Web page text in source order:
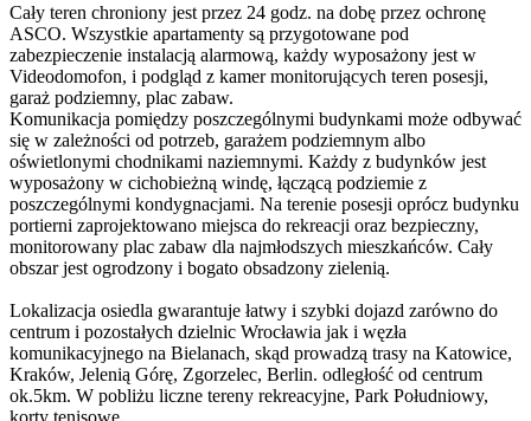
Cały teren chroniony jest przez 24 godz. na dobę przez ochronę
ASCO. Wszystkie apartamenty są przygotowane pod
zabezpieczenie instalacją alarmową, każdy wyposażony jest w
Videodomofon, i podgląd z kamer monitorujących teren posesji,
garaż podziemny, plac zabaw.
Komunikacja pomiędzy poszczególnymi budynkami może odbywać
się w zależności od potrzeb, garażem podziemnym albo
oświetlonymi chodnikami naziemnymi. Każdy z budynków jest
wyposażony w cichobieżną windę, łączącą podziemie z
poszczególnymi kondygnacjami. Na terenie posesji oprócz budynku
portierni zaprojektowano miejsca do rekreacji oraz bezpieczny,
monitorowany plac zabaw dla najmłodszych mieszkańców. Cały
obszar jest ogrodzony i bogato obsadzony zielenią.
Lokalizacja osiedla gwarantuje łatwy i szybki dojazd zarówno do
centrum i pozostałych dzielnic Wrocławia jak i węzła
komunikacyjnego na Bielanach, skąd prowadzą trasy na Katowice,
Kraków, Jelenią Górę, Zgorzelec, Berlin. odległość od centrum
ok.5km. W pobliżu liczne tereny rekreacyjne, Park Południowy,
korty tenisowe.